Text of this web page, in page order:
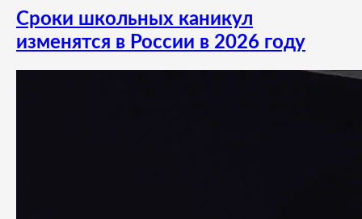
Сроки школьных каникул
изменятся в России в 2026 году